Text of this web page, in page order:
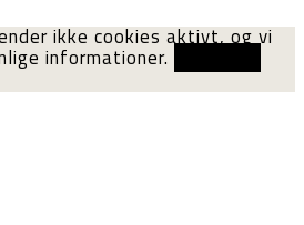
ikke cookies aktivt, og vi
informationer.